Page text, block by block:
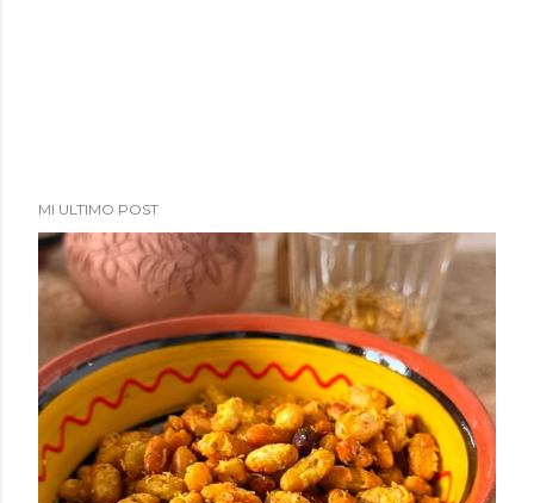
MI ULTIMO POST